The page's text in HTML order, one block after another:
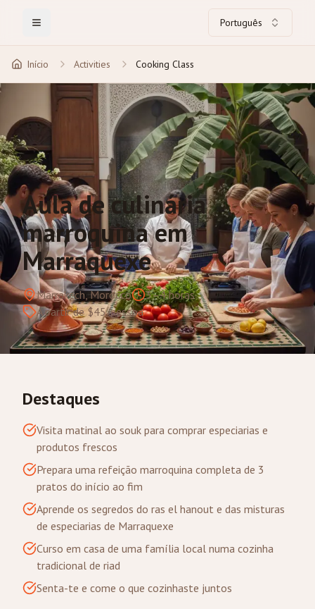
Toggle Menu Português
Início Activities Cooking Class
Aula de culinária
marroquina em
Marraquexe
Marrakech, Morocco
3–4 horas
A partir de $45/pessoa
Destaques
Visita matinal ao souk para comprar especiarias e
produtos frescos
Prepara uma refeição marroquina completa de 3
pratos do início ao fim
Aprende os segredos do ras el hanout e das misturas
de especiarias de Marraquexe
Curso em casa de uma família local numa cozinha
tradicional de riad
Senta-te e come o que cozinhaste juntos